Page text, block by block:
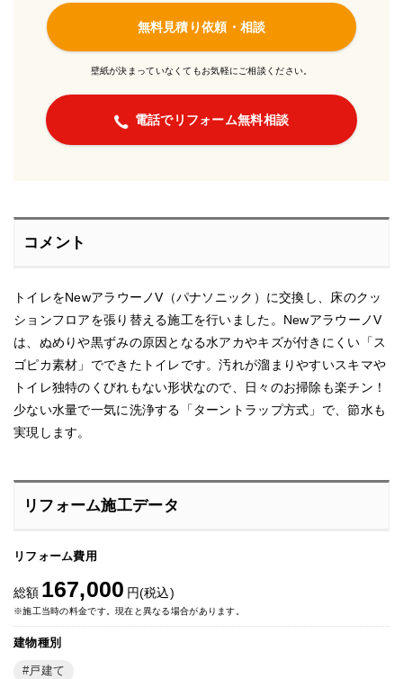
無料見積り依頼・相談
壁紙が決まっていなくてもお気軽にご相談ください。
電話でリフォーム無料相談
コメント
トイレをNewアラウーノV（パナソニック）に交換し、床のクッ
ションフロアを張り替える施工を行いました。NewアラウーノV
は、ぬめりや黒ずみの原因となる水アカやキズが付きにくい「ス
ゴピカ素材」でできたトイレです。汚れが溜まりやすいスキマや
トイレ独特のくびれもない形状なので、日々のお掃除も楽チン！
少ない水量で一気に洗浄する「ターントラップ方式」で、節水も
実現します。
リフォーム施工データ
リフォーム費用
総額 167,000 円(税込)
※施工当時の料金です。現在と異なる場合があります。
建物種別
戸建て